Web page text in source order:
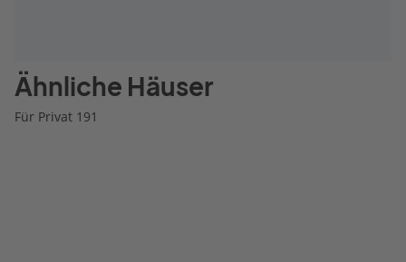
Ähnliche Häuser
Für Privat 191